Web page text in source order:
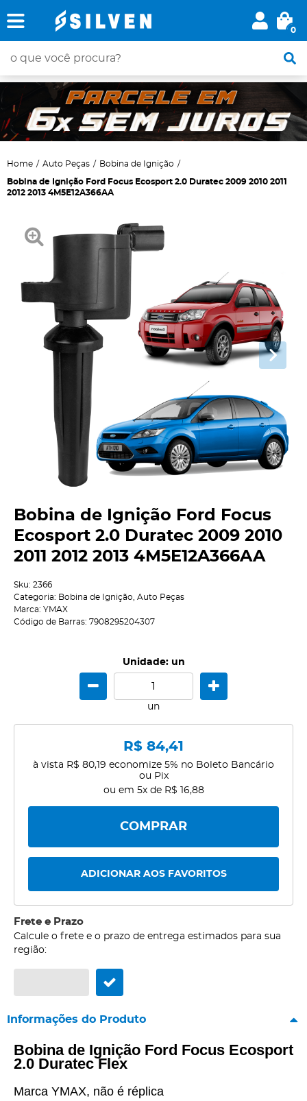
0
Home Auto Peças Bobina de Ignição
Bobina de Ignição Ford Focus Ecosport 2.0 Duratec 2009 2010 2011
2012 2013 4M5E12A366AA
Bobina de Ignição Ford Focus
Ecosport 2.0 Duratec 2009 2010
2011 2012 2013 4M5E12A366AA
Sku: 2366
Categoria: Bobina de Ignição Auto Peças
Marca: YMAX
Código de Barras: 7908295204307
Unidade: un
un
R$ 84,41
à vista R$ 80,19 economize 5% no Boleto Bancário
ou Pix
ou em 5xde R$ 16,88
COMPRAR
ADICIONAR AOS FAVORITOS
Frete e Prazo
Calcule o frete e o prazo de entrega estimados para sua
região:
Informações do Produto
Bobina de Ignição Ford Focus Ecosport
2.0 Duratec Flex
Marca YMAX, não é réplica